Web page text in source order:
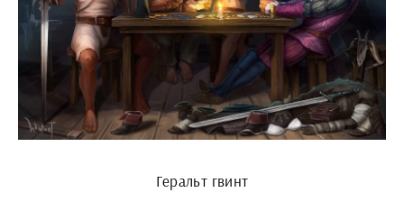
Геральт гвинт